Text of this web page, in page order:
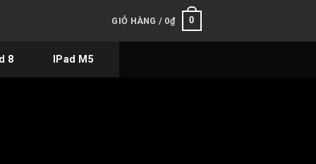
GIỎ HÀNG / 0₫ 0
8 IPad M5